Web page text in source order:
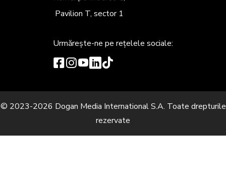
Pavilion T, sector 1
Urmărește-ne pe rețelele sociale:
© 2023-2026 Dogan Media International S.A. Toate drepturile
rezervate